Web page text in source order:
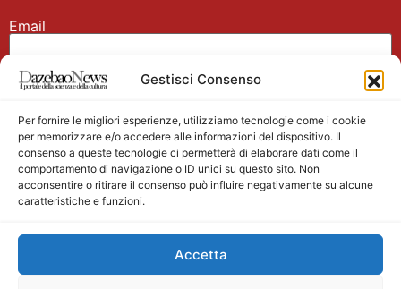
Gestisci Consenso
Per fornire le migliori esperienze, utilizziamo tecnologie come i cookie
per memorizzare e/o accedere alle informazioni del dispositivo. Il
consenso a queste tecnologie ci permetterà di elaborare dati come il
comportamento di navigazione o ID unici su questo sito. Non
acconsentire o ritirare il consenso può influire negativamente su alcune
caratteristiche e funzioni.
Accetta
Email
Nome
Main partner